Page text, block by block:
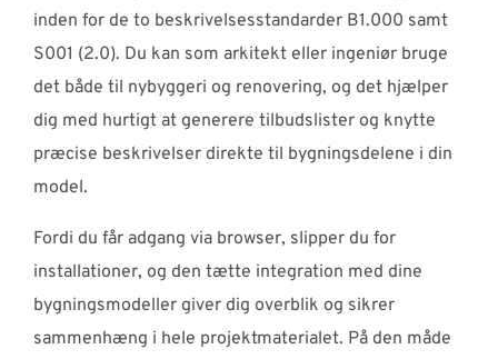
inden for de to beskrivelsesstandarder B1.000 samt
S001 (2.0). Du kan som arkitekt eller ingeniør bruge
det både til nybyggeri og renovering, og det hjælper
dig med hurtigt at generere tilbudslister og knytte
præcise beskrivelser direkte til bygningsdelene i din
model.
Fordi du får adgang via browser, slipper du for
installationer, og den tætte integration med dine
bygningsmodeller giver dig overblik og sikrer
sammenhæng i hele projektmaterialet. På den måde